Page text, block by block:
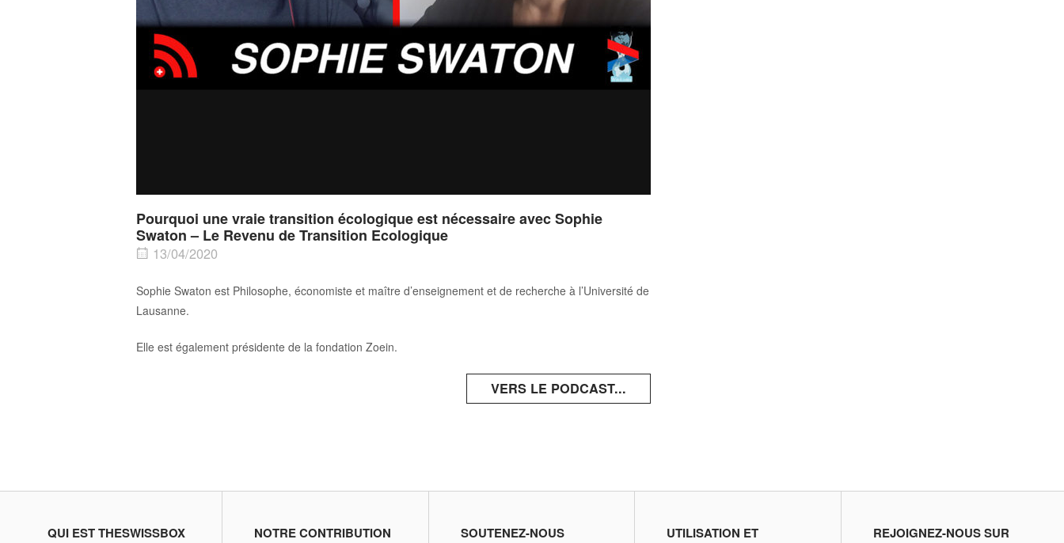
Pourquoi une vraie transition écologique est nécessaire avec Sophie
Swaton – Le Revenu de Transition Ecologique
13/04/2020
Sophie Swaton est Philosophe, économiste et maître d’enseignement et de recherche à l’Université de
Lausanne.
Elle est également présidente de la fondation Zoein.
VERS LE PODCAST...
QUI EST THESWISSBOX NOTRE CONTRIBUTION SOUTENEZ-NOUS UTILISATION ET REJOIGNEZ-NOUS SUR